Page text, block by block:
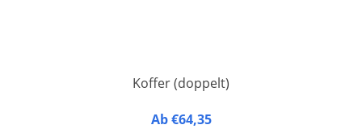
Koffer (doppelt)
Koffer für Namensschilder - geeignet für 2 Sortiersysteme.
Ab €64,35